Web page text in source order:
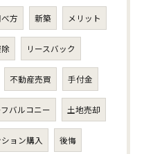
方 新築 メリット
リースバック
不動産売買 手付金
バルコニー 土地売却
ョン購入 後悔